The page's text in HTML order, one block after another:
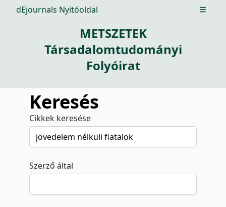
dEjournals Nyitóoldal Open
METSZETEK
Társadalomtudományi
Folyóirat
Keresés
Cikkek keresése
Szerző által